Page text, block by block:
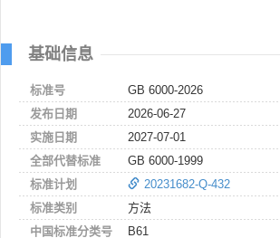
基础信息
标准号
GB 6000-2026
发布日期
2026-06-27
实施日期
2027-07-01
全部代替标准
GB 6000-1999
标准计划
20231682-Q-432
标准类别
方法
中国标准分类号
B61